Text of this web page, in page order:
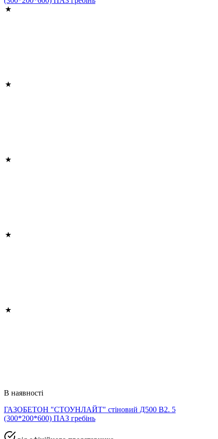
В наявності
ГАЗОБЕТОН "СТОУНЛАЙТ" стіновий Д500 В2. 5
(300*200*600) ПАЗ гребінь